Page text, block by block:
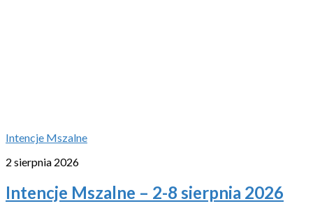
Intencje Mszalne
2 sierpnia 2026
Intencje Mszalne – 2-8 sierpnia 2026